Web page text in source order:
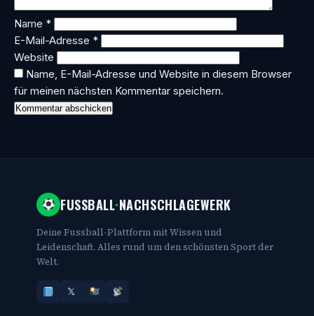
Name *
E-Mail-Adresse *
Website
Name, E-Mail-Adresse und Website in diesem Browser
für meinen nächsten Kommentar speichern.
FUSSBALL·NACHSCHLAGEWERK
Deine Fussball-Plattform mit Wissen und
Leidenschaft. Alles rund um den schönsten Sport der
Welt.
𝕏